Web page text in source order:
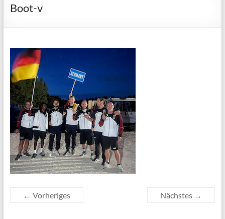
Boot-v
← Vorheriges Nächstes →